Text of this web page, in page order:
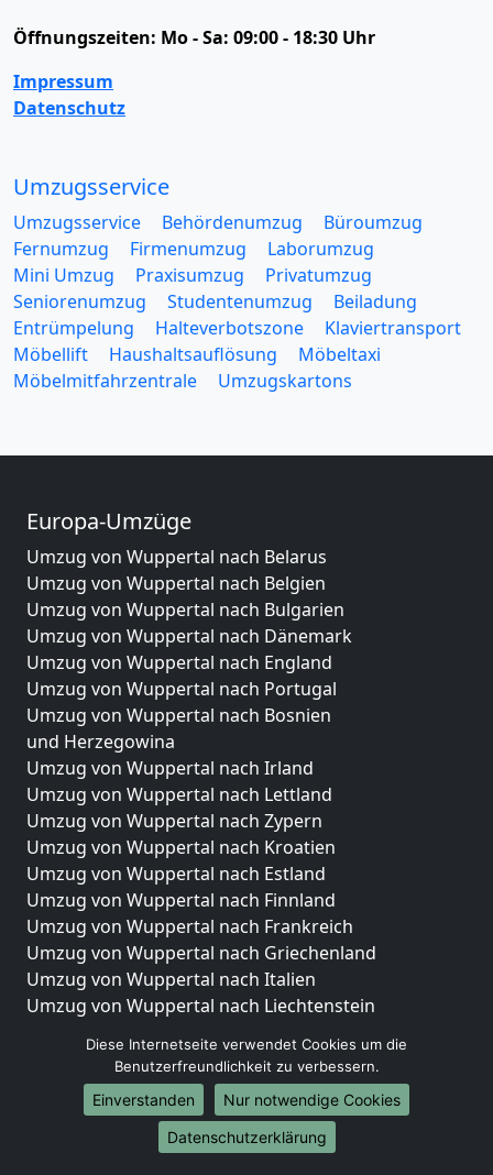
Öffnungszeiten: Mo - Sa: 09:00 - 18:30 Uhr
Impressum
Datenschutz
Umzugsservice
Umzugsservice Behördenumzug
Büroumzug
Fernumzug
Firmenumzug
Laborumzug
Mini Umzug
Praxisumzug
Privatumzug
Seniorenumzug
Studentenumzug
Beiladung
Entrümpelung
Halteverbotszone
Klaviertransport
Möbellift
Haushaltsauflösung
Möbeltaxi
Möbelmitfahrzentrale
Umzugskartons
Europa-Umzüge
Umzug von Wuppertal nach Belarus
Umzug von Wuppertal nach Belgien
Umzug von Wuppertal nach Bulgarien
Umzug von Wuppertal nach Dänemark
Umzug von Wuppertal nach England
Umzug von Wuppertal nach Portugal
Umzug von Wuppertal nach Bosnien
und Herzegowina
Umzug von Wuppertal nach Irland
Umzug von Wuppertal nach Lettland
Umzug von Wuppertal nach Zypern
Umzug von Wuppertal nach Kroatien
Umzug von Wuppertal nach Estland
Umzug von Wuppertal nach Finnland
Umzug von Wuppertal nach Frankreich
Umzug von Wuppertal nach Griechenland
Umzug von Wuppertal nach Italien
Umzug von Wuppertal nach Liechtenstein
Umzug von Wuppertal nach Niederlande
Umzug von Wuppertal nach Norwegen
Umzüge-Deutschlandweit
Diese Internetseite verwendet Cookies um die
Benutzerfreundlichkeit zu verbessern.
Einverstanden
Nur notwendige Cookies
Datenschutzerklärung